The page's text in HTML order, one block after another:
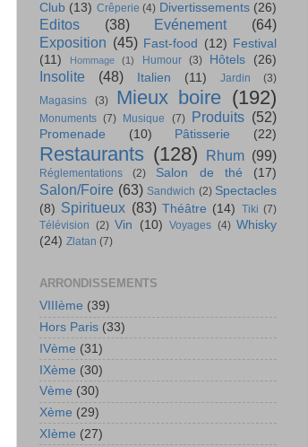
Club (13) Crêperie (4) Divertissements (26)
Editos (38) Evénement
(64)
Exposition (45) Fast-food (12) Festival
(11)
Hommage (1) Humour (3) Hôtels (26)
Insolite (48) Italien (11) Jardin
(3)
Magasins
(3) Mieux boire (192)
Monuments (7) Musique (7) Produits (52)
Promenade (10) Pâtisserie (22)
Restaurants (128) Rhum (99)
Réglementations (2) Salon de thé (17)
Salon/Foire (63) Sandwich (2) Spectacles
(8) Spiritueux (83) Théâtre (14) Tiki (7)
Télévision (2) Vin (10) Voyages (4) Whisky
(24) Zlatan (7)
ARRONDISSEMENTS
VIIIème (39)
Hors Paris (33)
IVème (31)
IXème (30)
Vème (30)
Xème (29)
XIème (27)